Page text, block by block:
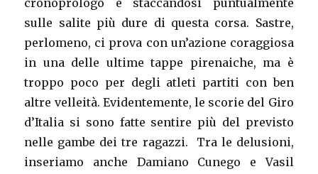
cronoprologo e staccandosi puntualmente
sulle salite più dure di questa corsa. Sastre,
perlomeno, ci prova con un’azione coraggiosa
in una delle ultime tappe pirenaiche, ma è
troppo poco per degli atleti partiti con ben
altre velleità. Evidentemente, le scorie del Giro
d’Italia si sono fatte sentire più del previsto
nelle gambe dei tre ragazzi. Tra le delusioni,
inseriamo anche Damiano Cunego e Vasil